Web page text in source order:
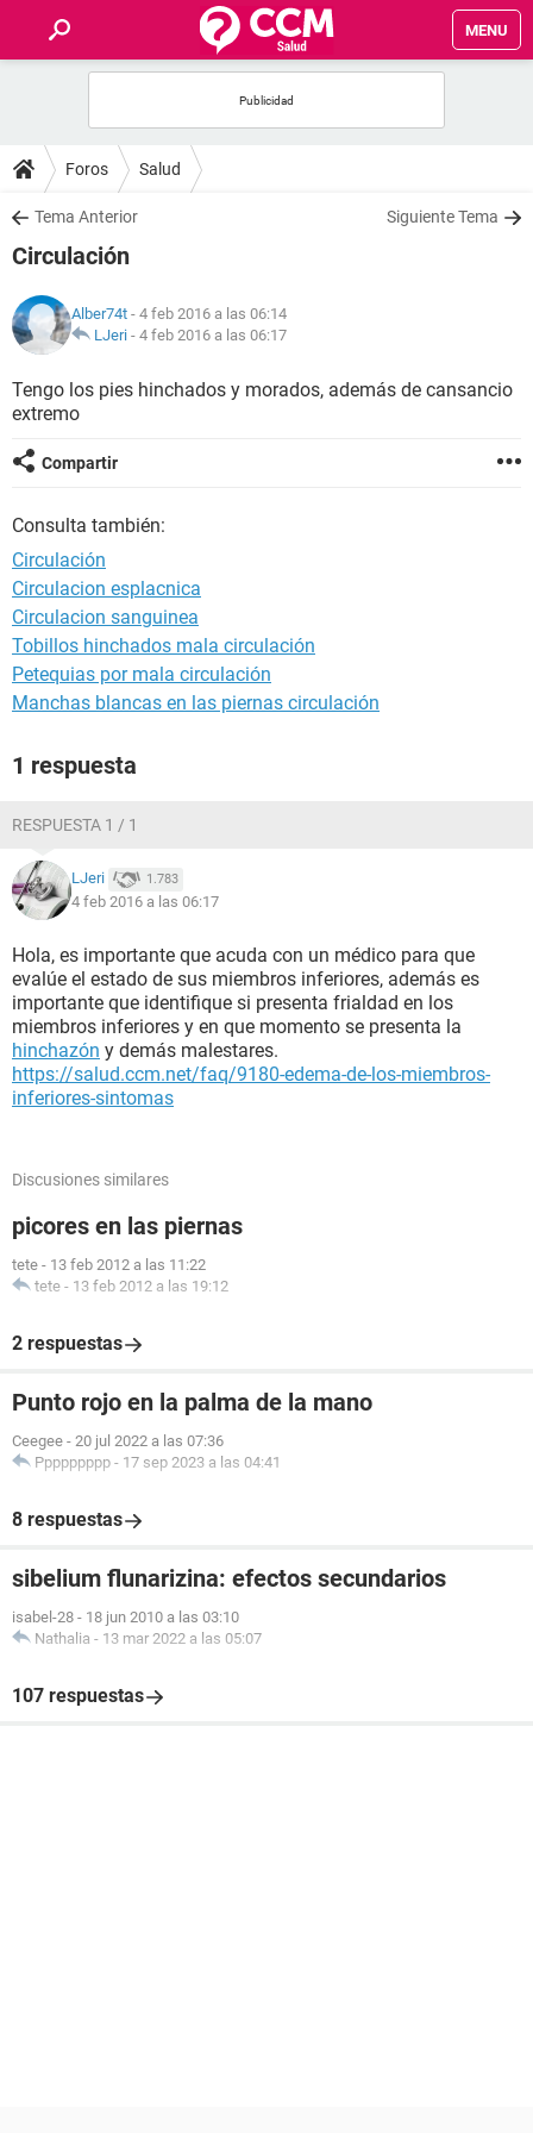
MENU
FOROS
SALUD
NUTRICIÓN
BIENESTAR
SEXUALIDAD
GLOSARIO
Foros Salud
Tema Anterior Siguiente Tema
Circulación
Alber74t - 4 feb 2016 a las 06:14
LJeri - 4 feb 2016 a las 06:17
Tengo los pies hinchados y morados, además de cansancio
extremo
Compartir
Consulta también:
Circulación
Circulacion esplacnica
Circulacion sanguinea
Tobillos hinchados mala circulación
Petequias por mala circulación
Manchas blancas en las piernas circulación
1 respuesta
RESPUESTA 1 / 1
LJeri 1.783
4 feb 2016 a las 06:17
Hola, es importante que acuda con un médico para que
evalúe el estado de sus miembros inferiores, además es
importante que identifique si presenta frialdad en los
miembros inferiores y en que momento se presenta la
hinchazón y demás malestares.
https://salud.ccm.net/faq/9180-edema-de-los-miembros-
inferiores-sintomas
Discusiones similares
picores en las piernas
tete - 13 feb 2012 a las 11:22
tete - 13 feb 2012 a las 19:12
2 respuestas
Punto rojo en la palma de la mano
Ceegee - 20 jul 2022 a las 07:36
Ppppppppp - 17 sep 2023 a las 04:41
8 respuestas
sibelium flunarizina: efectos secundarios
isabel-28 - 18 jun 2010 a las 03:10
Nathalia - 13 mar 2022 a las 05:07
107 respuestas